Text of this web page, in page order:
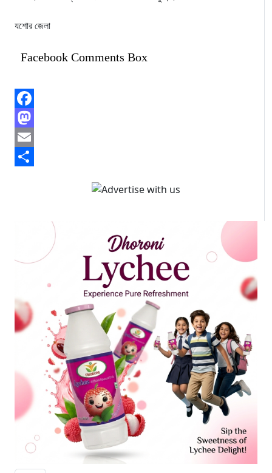
যশোর জেলা
Facebook Comments Box
Facebook
Mastodon
Email